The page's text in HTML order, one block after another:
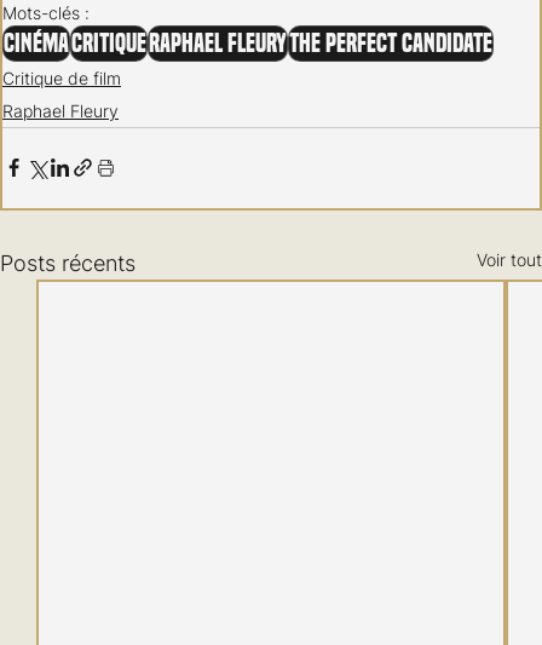
Mots-clés :
CinémaCritique Raphael FleuryThe Perfect Candidate
Critique de film
Raphael Fleury
Posts récents Voir tout